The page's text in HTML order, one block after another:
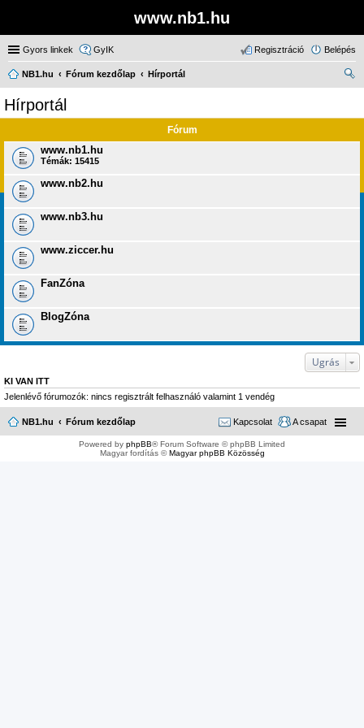
www.nb1.hu
Gyors linkek GyIK Belépés
Regisztráció
NB1.hu Fórum kezdőlap
Hírportál
Hírportál
Fórum
www.nb1.hu
Témák: 15415
www.nb2.hu
www.nb3.hu
www.ziccer.hu
FanZóna
BlogZóna
Ugrás
KI VAN ITT
Jelenlévő fórumozók: nincs regisztrált felhasználó valamint 1 vendég
NB1.hu Fórum kezdőlap A csapat
Kapcsolat
Powered by phpBB® Forum Software © phpBB Limited
Magyar fordítás ©Magyar phpBB Közösség